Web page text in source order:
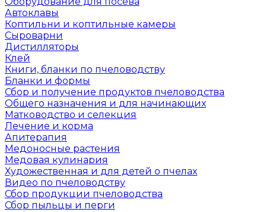
Автоклавы
Коптильни и коптильные камеры
Сыроварни
Дистилляторы
Клей
Книги, бланки по пчеловодству
Бланки и формы
Сбор и получение продуктов пчеловодства
Общего назначения и для начинающих
Матководство и селекция
Лечение и корма
Апитерапия
Медоносные растения
Медовая кулинария
Художественная и для детей о пчелах
Видео по пчеловодству
Сбор продукции пчеловодства
Сбор пыльцы и перги